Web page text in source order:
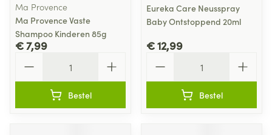
Ma Provence
Ma Provence Vaste
Shampoo Kinderen 85g
€ 7,99
Bestel
Eureka Care Neusspray
Baby Ontstoppend 20ml
€ 12,99
Bestel